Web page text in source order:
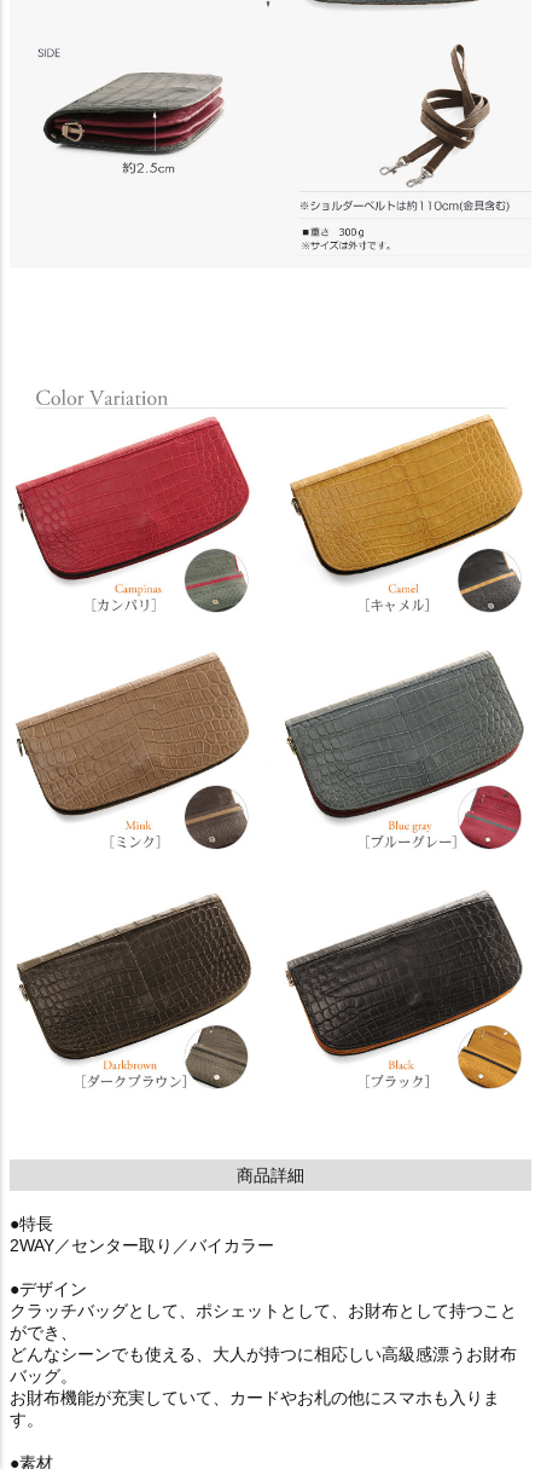
商品詳細
●特長
2WAY／センター取り／バイカラー
●デザイン
クラッチバッグとして、ポシェットとして、お財布として持つこと
ができ、
どんなシーンでも使える、大人が持つに相応しい高級感漂うお財布
バッグ。
お財布機能が充実していて、カードやお札の他にスマホも入りま
す。
●素材